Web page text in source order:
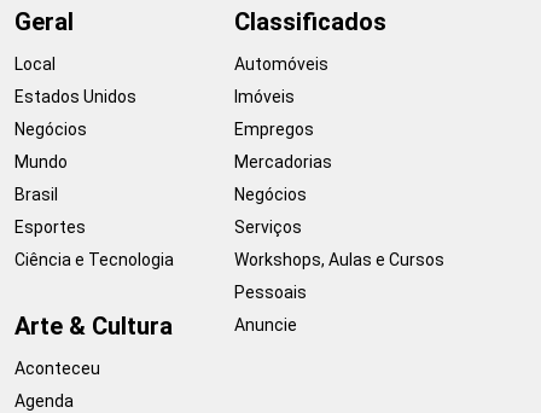
Geral
Local
Estados Unidos
Negócios
Mundo
Brasil
Esportes
Ciência e Tecnologia
Arte & Cultura
Aconteceu
Agenda
Classificados
Automóveis
Imóveis
Empregos
Mercadorias
Negócios
Serviços
Workshops, Aulas e Cursos
Pessoais
Anuncie